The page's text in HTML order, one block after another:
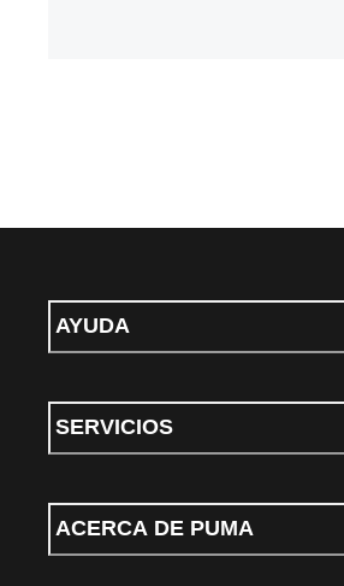
AYUDA
SERVICIOS
ACERCA DE PUMA